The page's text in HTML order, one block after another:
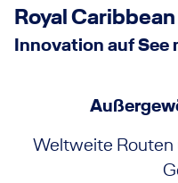
Royal
Innovation auf See
Weltweite Routen